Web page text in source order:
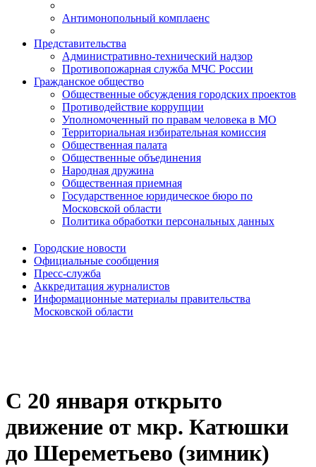
Антимонопольный комплаенс
Представительства
Административно-технический надзор
Противопожарная служба МЧС России
Гражданское общество
Общественные обсуждения городских проектов
Противодействие коррупции
Уполномоченный по правам человека в МО
Территориальная избирательная комиссия
Общественная палата
Общественные объединения
Народная дружина
Общественная приемная
Государственное юридическое бюро по
Московской области
Политика обработки персональных данных
Городские новости
Официальные сообщения
Пресс-служба
Аккредитация журналистов
Информационные материалы правительства
Московской области
С 20 января открыто
движение от мкр. Катюшки
до Шереметьево (зимник)